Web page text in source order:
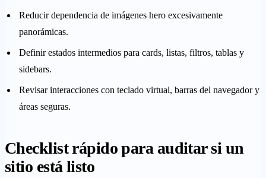
Reducir dependencia de imágenes hero excesivamente
panorámicas.
Definir estados intermedios para cards, listas, filtros, tablas y
sidebars.
Revisar interacciones con teclado virtual, barras del navegador y
áreas seguras.
Checklist rápido para auditar si un
sitio está listo